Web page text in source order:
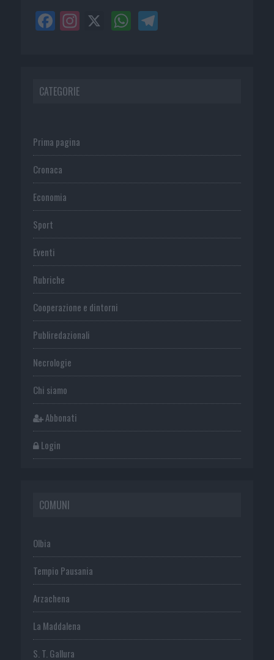
CATEGORIE
Prima pagina
Cronaca
Economia
Sport
Eventi
Rubriche
Cooperazione e dintorni
Publiredazionali
Necrologie
Chi siamo
Abbonati
Login
COMUNI
Olbia
Tempio Pausania
Arzachena
La Maddalena
S. T. Gallura